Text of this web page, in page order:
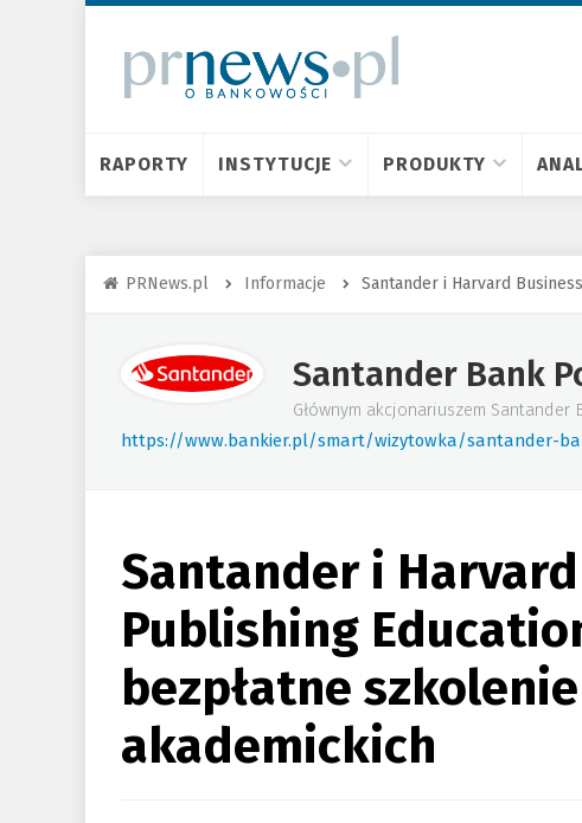
RAPORTY INSTYTUCJE PRODUKTY
PRNews.pl Informacje Santander i Harvard
Santander Bank
Głównym akcjonariuszem
https://www.bankier.pl/smart/wizytowka/santander-
Santander i
Publishing
bezpłatne
akademickich